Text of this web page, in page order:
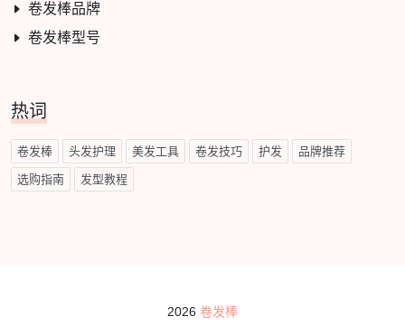
卷发棒品牌
卷发棒型号
热词
卷发棒 头发护理 美发工具 卷发技巧 护发 品牌推荐
选购指南 发型教程
2026 卷发棒